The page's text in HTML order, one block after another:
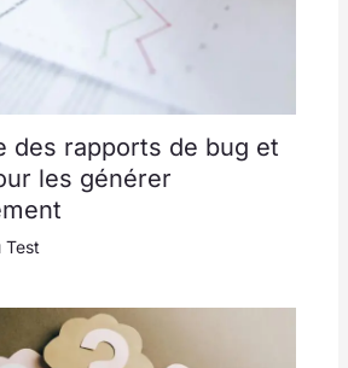
des rapports de bug et
les générer
Test